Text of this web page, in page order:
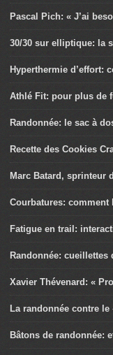
Pascal Pich: « J’ai
30/30 sur elliptique: la
Hyperthermie d’effort:
Athlé Fit: pour plus de
Randonnée: le sac à
Recette des Cookies
Marc Batard, sprinteur
Courbatures: comment
Fatigue en trail:
Randonnée: cueillettes
Xavier Thévenard: «
La randonnée contre
Bâtons de randonnée: